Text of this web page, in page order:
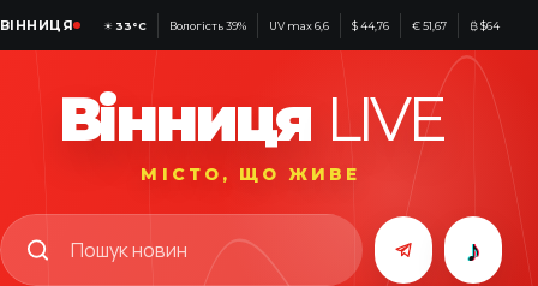
ВІННИЦЯ ☀ 33°C Вологість 39% UV max 6,6 $ 44,76 € 51,67 ₿ $64 610
Вінниця LIVE
МІСТО, ЩО ЖИВЕ
♪